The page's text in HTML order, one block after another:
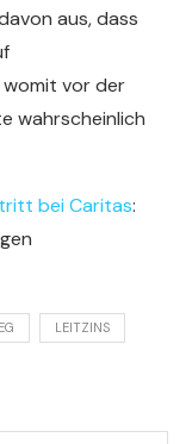
aus, dass
womit vor der
wahrscheinlich
bei Caritas:
LEITZINS